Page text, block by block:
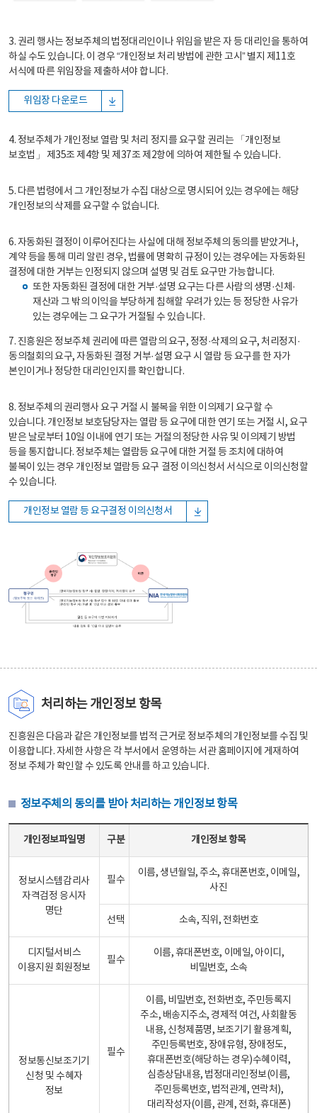
3. 권리 행사는 정보주체의 법정대리인이나 위임을 받은 자 등 대리인을 통하여
하실 수도 있습니다. 이 경우 “개인정보 처리 방법에 관한 고시” 별지 제11호
서식에 따른 위임장을 제출하셔야 합니다.
위임장 다운로드
4. 정보주체가 개인정보 열람 및 처리 정지를 요구할 권리는 「개인정보
보호법」 제35조 제4항 및 제37조 제2항에 의하여 제한될 수 있습니다.
5. 다른 법령에서 그 개인정보가 수집 대상으로 명시되어 있는 경우에는 해당
개인정보의 삭제를 요구할 수 없습니다.
6. 자동화된 결정이 이루어진다는 사실에 대해 정보주체의 동의를 받았거나,
계약 등을 통해 미리 알린 경우, 법률에 명확히 규정이 있는 경우에는 자동화된
결정에 대한 거부는 인정되지 않으며 설명 및 검토 요구만 가능합니다.
또한 자동화된 결정에 대한 거부·설명 요구는 다른 사람의 생명·신체·
재산과 그 밖의 이익을 부당하게 침해할 우려가 있는 등 정당한 사유가
있는 경우에는 그 요구가 거절될 수 있습니다.
7. 진흥원은 정보주체 권리에 따른 열람의 요구, 정정·삭제의 요구, 처리정지·
동의철회의 요구, 자동화된 결정 거부·설명 요구 시 열람 등 요구를 한 자가
본인이거나 정당한 대리인인지를 확인합니다.
8. 정보주체의 권리행사 요구 거절 시 불복을 위한 이의제기 요구할 수
있습니다. 개인정보 보호담당자는 열람 등 요구에 대한 연기 또는 거절 시, 요구
받은 날로부터 10일 이내에 연기 또는 거절의 정당한 사유 및 이의제기 방법
등을 통지합니다. 정보주체는 열람등 요구에 대한 거절 등 조치에 대하여
불복이 있는 경우 개인정보 열람등 요구 결정 이의신청서 서식으로 이의신청할
수 있습니다.
개인정보 열람 등 요구결정 이의신청서
처리하는 개인정보 항목
진흥원은 다음과 같은 개인정보를 법적 근거로 정보주체의 개인정보를 수집 및
이용합니다. 자세한 사항은 각 부서에서 운영하는 서관 홈페이지에 게재하여
정보 주체가 확인할 수 있도록 안내를 하고 있습니다.
정보주체의 동의를 받아 처리하는 개인정보 항목
개인정보파일명 구분 개인정보 항목
정보시스템감리사
자격검정 응시자
명단
필수
이름, 생년월일, 주소, 휴대폰번호, 이메일,
사진
선택 소속, 직위, 전화번호
디지털서비스
이용지원 회원정보
필수
이름, 휴대폰번호, 이메일, 아이디,
비밀번호, 소속
정보통신보조기기
신청 및 수혜자
정보
필수
이름, 비밀번호, 전화번호, 주민등록지
주소, 배송지주소, 경제적 여건, 사회활동
내용, 신청제품명, 보조기기 활용계획,
주민등록번호, 장애유형, 장애정도,
휴대폰번호(해당하는 경우)수혜이력,
심층상담내용, 법정대리인정보(이름,
주민등록번호, 법적관계, 연락처),
대리작성자(이름, 관계, 전화, 휴대폰)